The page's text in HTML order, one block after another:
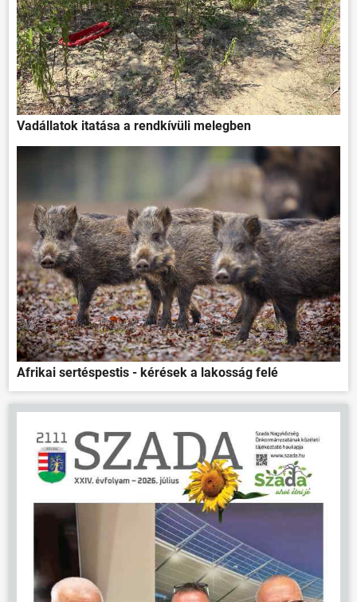
Vadállatok itatása a rendkívüli melegben
Afrikai sertéspestis - kérések a lakosság felé